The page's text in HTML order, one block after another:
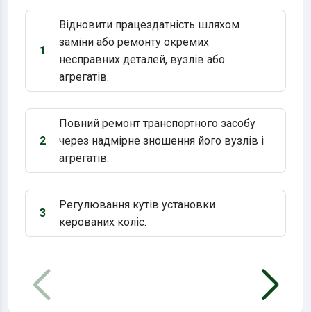
Варіант 1:
1
Відновити працездатність шляхом
заміни або ремонту окремих
несправних деталей, вузлів або
агрегатів.
Варіант 2:
2
Повний ремонт транспортного засобу
через надмірне зношення його вузлів і
агрегатів.
Варіант 3:
3
Регулювання кутів установки
керованих коліс.